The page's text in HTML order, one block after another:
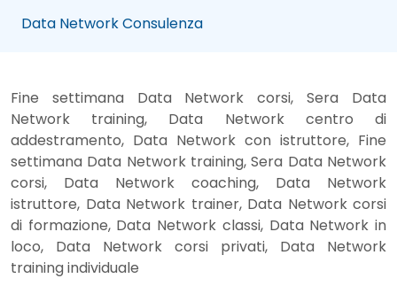
Data Network Consulenza
Fine settimana Data Network corsi, Sera Data
Network training, Data Network centro di
addestramento, Data Network con istruttore, Fine
settimana Data Network training, Sera Data Network
corsi, Data Network coaching, Data Network
istruttore, Data Network trainer, Data Network corsi
di formazione, Data Network classi, Data Network in
loco, Data Network corsi privati, Data Network
training individuale